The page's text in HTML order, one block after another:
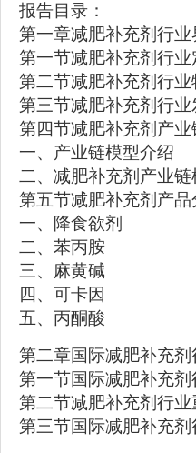
报告目录：
第一章减肥补充剂行业
第一节减肥补充剂行业
第二节减肥补充剂行
第三节减肥补充剂行业
第四节减肥补充剂产业
一、产业链模型介绍
二、减肥补充剂产业
第五节减肥补充剂产品
一、降食欲剂
二、苯丙胺
三、麻黄碱
四、可卡因
五、丙酮酸
第二章国际减肥补充
第一节国际减肥补充
第二节减肥补充剂行
第三节国际减肥补充剂